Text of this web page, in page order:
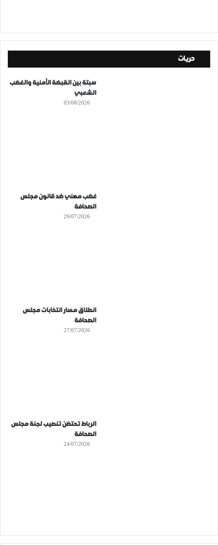
حريات
سبتة بين القبضة الأمنية والغضب
الشعبي
03/08/2026
غضب مهني ضد قانون مجلس
الصحافة
29/07/2026
انطلاق مسار انتخابات مجلس
الصحافة
27/07/2026
الرباط تحتضن تنصيب لجنة مجلس
الصحافة
24/07/2026